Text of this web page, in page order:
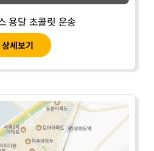
용달 초콜릿 운송
상세보기